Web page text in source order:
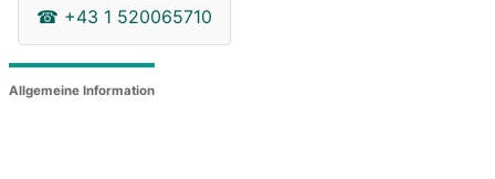
☎ +43 1 520065710
Allgemeine Information